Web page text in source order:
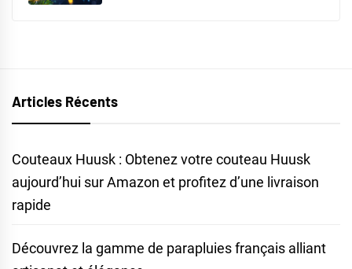
Articles Récents
Couteaux Huusk : Obtenez votre couteau Huusk
aujourd’hui sur Amazon et profitez d’une livraison
rapide
Découvrez la gamme de parapluies français alliant